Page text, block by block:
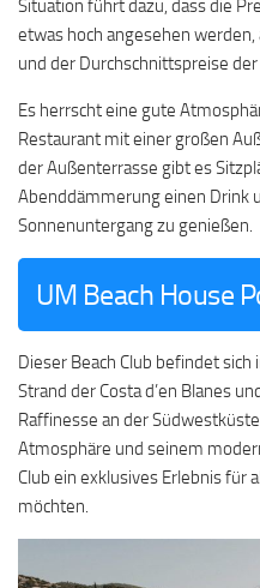
Situation führt dazu, dass die
etwas hoch angesehen
und der Durchschnittspreise
Es herrscht eine gute
Restaurant mit einer großen
der Außenterrasse gibt es
Abenddämmerung einen Drink
Sonnenuntergang zu genießen.
UM Beach House
Dieser Beach Club befindet
Strand der Costa d’en Blanes
Raffinesse an der
Atmosphäre und seinem
Club ein exklusives Erlebnis für
möchten.